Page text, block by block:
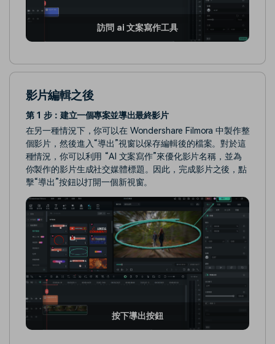
訪問 ai 文案寫作工具
影片編輯之後
第 1 步：建立一個專案並導出最終影片
在另一種情況下，你可以在 Wondershare Filmora 中製作整
個影片，然後進入“導出”視窗以保存編輯後的檔案。對於這
種情況，你可以利用 “AI 文案寫作”來優化影片名稱，並為
你製作的影片生成社交媒體標題。因此，完成影片之後，點
擊“導出”按鈕以打開一個新視窗。
按下導出按鈕